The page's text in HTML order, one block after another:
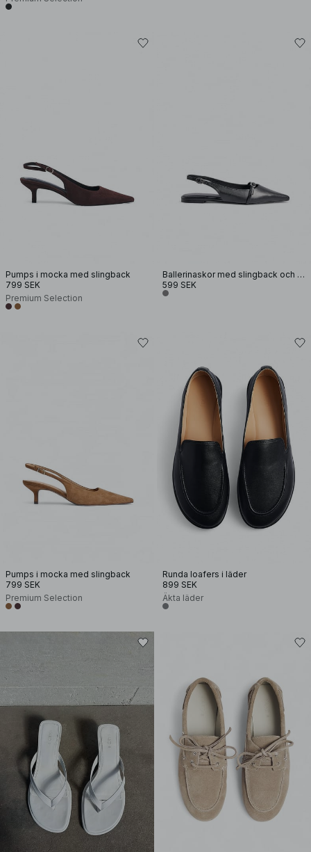
Pumps i mocka med slingback
799 SEK
Premium Selection
Ballerinaskor med slingback och spännedetalj
599 SEK
Pumps i mocka med slingback
799 SEK
Premium Selection
Runda loafers i läder
899 SEK
Äkta läder